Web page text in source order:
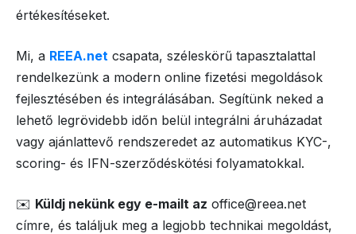
értékesítéseket.
Mi, a REEA.net csapata, széleskörű tapasztalattal
rendelkezünk a modern online fizetési megoldások
fejlesztésében és integrálásában. Segítünk neked a
lehető legrövidebb időn belül integrálni áruházadat
vagy ajánlattevő rendszeredet az automatikus KYC-,
scoring- és IFN-szerződéskötési folyamatokkal.
✉️ Küldj nekünk egy e-mailt az office@reea.net
címre, és találjuk meg a legjobb technikai megoldást,